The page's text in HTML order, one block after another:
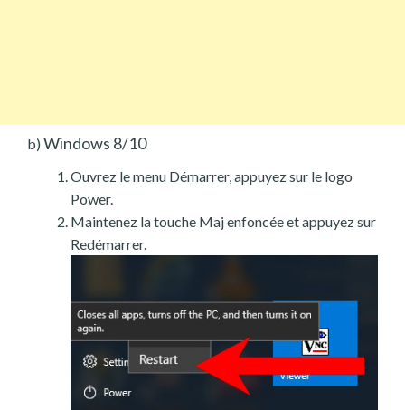
b) Windows 8/10
Ouvrez le menu Démarrer, appuyez sur le logo
Power.
Maintenez la touche Maj enfoncée et appuyez sur
Redémarrer.